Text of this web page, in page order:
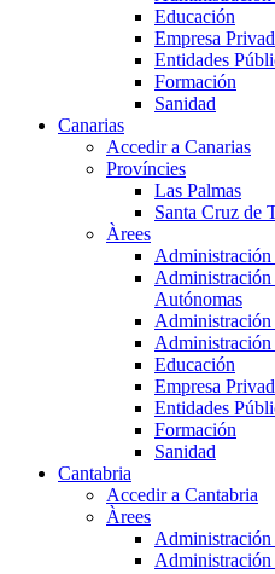
Educación
Empresa
Entidades
Formación
Sanidad
Canarias
Accedir a Canarias
Províncies
Las Palmas
Santa Cruz de
Àrees
Administración
Administración
Autónomas
Administración
Educación
Empresa
Entidades
Formación
Sanidad
Cantabria
Accedir a Cantabria
Àrees
Administración
Administración